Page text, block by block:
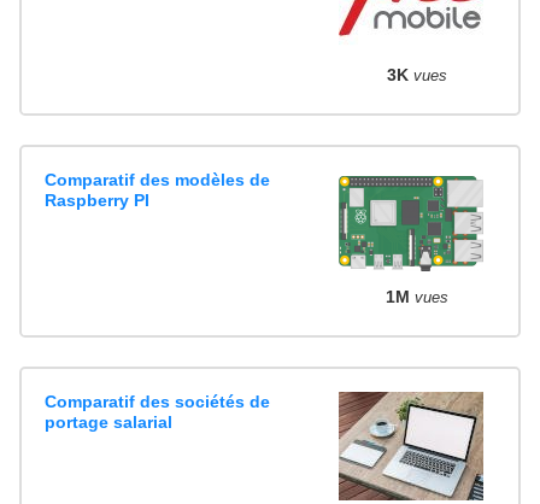
3K vues
Comparatif des modèles de
Raspberry PI
1M vues
Comparatif des sociétés de
portage salarial